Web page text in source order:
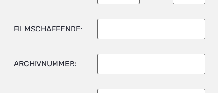
FILMSCHAFFENDE:
ARCHIVNUMMER: